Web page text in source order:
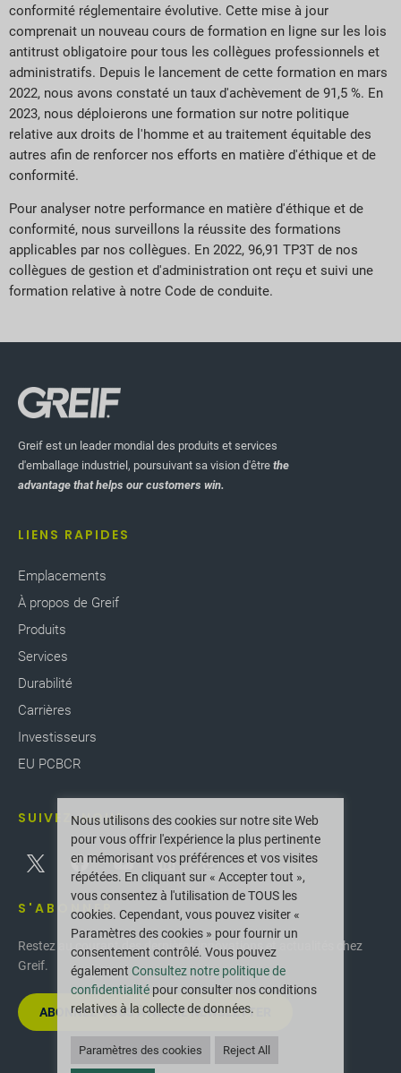
conformité réglementaire évolutive. Cette mise à jour
comprenait un nouveau cours de formation en ligne sur les lois
antitrust obligatoire pour tous les collègues professionnels et
administratifs. Depuis le lancement de cette formation en mars
2022, nous avons constaté un taux d'achèvement de 91,5 %. En
2023, nous déploierons une formation sur notre politique
relative aux droits de l'homme et au traitement équitable des
autres afin de renforcer nos efforts en matière d'éthique et de
conformité.
Pour analyser notre performance en matière d'éthique et de
conformité, nous surveillons la réussite des formations
applicables par nos collègues. En 2022, 96,91 TP3T de nos
collègues de gestion et d'administration ont reçu et suivi une
formation relative à notre Code de conduite.
Greif est un leader mondial des produits et services
d'emballage industriel, poursuivant sa vision d'être the
advantage that helps our customers win.
LIENS RAPIDES
Emplacements
À propos de Greif
Produits
Services
Durabilité
Carrières
Investisseurs
EU PCBCR
SUIVEZ-NOUS
S'ABONNER
Restez au courant des dernières innovations et actualités chez
Greif.
ABONNEZ-VOUS À NOTRE NEWSLETTER
Nous utilisons des cookies sur notre site Web
pour vous offrir l'expérience la plus pertinente
en mémorisant vos préférences et vos visites
répétées. En cliquant sur « Accepter tout »,
vous consentez à l'utilisation de TOUS les
cookies. Cependant, vous pouvez visiter «
Paramètres des cookies » pour fournir un
consentement contrôlé. Vous pouvez
également Consultez notre politique de
confidentialité pour consulter nos conditions
relatives à la collecte de données.
Paramètres des cookies Reject All